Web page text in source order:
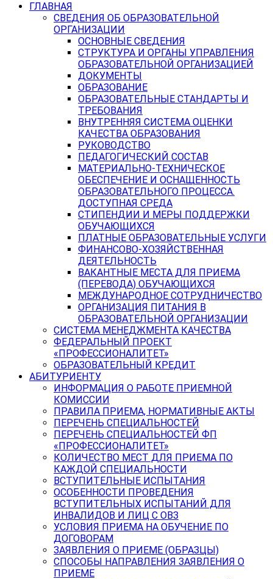
ГЛАВНАЯ
СВЕДЕНИЯ ОБ ОБРАЗОВАТЕЛЬНОЙ
ОРГАНИЗАЦИИ
ОСНОВНЫЕ СВЕДЕНИЯ
СТРУКТУРА И ОРГАНЫ УПРАВЛЕНИЯ
ОБРАЗОВАТЕЛЬНОЙ ОРГАНИЗАЦИЕЙ
ДОКУМЕНТЫ
ОБРАЗОВАНИЕ
ОБРАЗОВАТЕЛЬНЫЕ СТАНДАРТЫ И
ТРЕБОВАНИЯ
ВНУТРЕННЯЯ СИСТЕМА ОЦЕНКИ
КАЧЕСТВА ОБРАЗОВАНИЯ
РУКОВОДСТВО
ПЕДАГОГИЧЕСКИЙ СОСТАВ
МАТЕРИАЛЬНО-ТЕХНИЧЕСКОЕ
ОБЕСПЕЧЕНИЕ И ОСНАЩЕННОСТЬ
ОБРАЗОВАТЕЛЬНОГО ПРОЦЕССА.
ДОСТУПНАЯ СРЕДА
СТИПЕНДИИ И МЕРЫ ПОДДЕРЖКИ
ОБУЧАЮЩИХСЯ
ПЛАТНЫЕ ОБРАЗОВАТЕЛЬНЫЕ УСЛУГИ
ФИНАНСОВО-ХОЗЯЙСТВЕННАЯ
ДЕЯТЕЛЬНОСТЬ
ВАКАНТНЫЕ МЕСТА ДЛЯ ПРИЕМА
(ПЕРЕВОДА) ОБУЧАЮЩИХСЯ
МЕЖДУНАРОДНОЕ СОТРУДНИЧЕСТВО
ОРГАНИЗАЦИЯ ПИТАНИЯ В
ОБРАЗОВАТЕЛЬНОЙ ОРГАНИЗАЦИИ
СИСТЕМА МЕНЕДЖМЕНТА КАЧЕСТВА
ФЕДЕРАЛЬНЫЙ ПРОЕКТ
«ПРОФЕССИОНАЛИТЕТ»
ОБРАЗОВАТЕЛЬНЫЙ КРЕДИТ
АБИТУРИЕНТУ
ИНФОРМАЦИЯ О РАБОТЕ ПРИЕМНОЙ
КОМИССИИ
ПРАВИЛА ПРИЕМА, НОРМАТИВНЫЕ АКТЫ
ПЕРЕЧЕНЬ СПЕЦИАЛЬНОСТЕЙ
ПЕРЕЧЕНЬ СПЕЦИАЛЬНОСТЕЙ ФП
«ПРОФЕССИОНАЛИТЕТ»
КОЛИЧЕСТВО МЕСТ ДЛЯ ПРИЕМА ПО
КАЖДОЙ СПЕЦИАЛЬНОСТИ
ВСТУПИТЕЛЬНЫЕ ИСПЫТАНИЯ
ОСОБЕННОСТИ ПРОВЕДЕНИЯ
ВСТУПИТЕЛЬНЫХ ИСПЫТАНИЙ ДЛЯ
ИНВАЛИДОВ И ЛИЦ С ОВЗ
УСЛОВИЯ ПРИЕМА НА ОБУЧЕНИЕ ПО
ДОГОВОРАМ
ЗАЯВЛЕНИЯ О ПРИЕМЕ (ОБРАЗЦЫ)
СПОСОБЫ НАПРАВЛЕНИЯ ЗАЯВЛЕНИЯ О
ПРИЕМЕ